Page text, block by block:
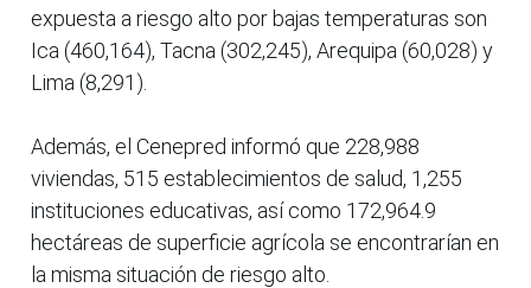
expuesta a riesgo alto por bajas temperaturas son
Ica (460,164), Tacna (302,245), Arequipa (60,028) y
Lima (8,291).
Además, el Cenepred informó que 228,988
viviendas, 515 establecimientos de salud, 1,255
instituciones educativas, así como 172,964.9
hectáreas de superficie agrícola se encontrarían en
la misma situación de riesgo alto.